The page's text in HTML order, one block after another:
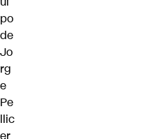
po
de
Jo
rg
e
Pe
llic
er